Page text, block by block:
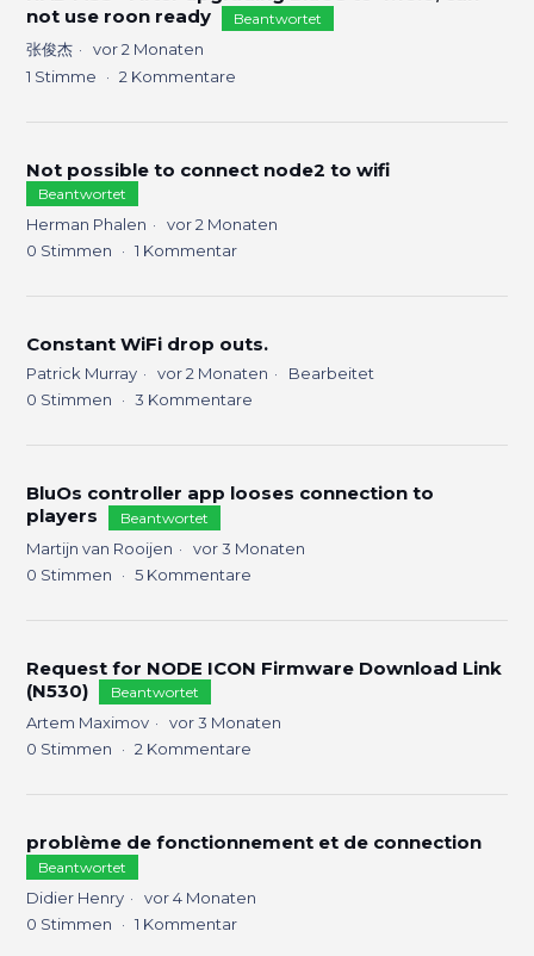
not use roon ready
Beantwortet
张俊杰
vor 2 Monaten
1 Stimme 2 Kommentare
Not possible to connect node2 to wifi
Beantwortet
Herman Phalen
vor 2 Monaten
0 Stimmen 1 Kommentar
Constant WiFi drop outs.
Patrick Murray vor 2 Monaten
Bearbeitet
0 Stimmen 3 Kommentare
BluOs controller app looses connection to
players
Beantwortet
Martijn van Rooijen
vor 3 Monaten
0 Stimmen 5 Kommentare
Request for NODE ICON Firmware Download Link
(N530)
Beantwortet
Artem Maximov
vor 3 Monaten
0 Stimmen 2 Kommentare
problème de fonctionnement et de connection
Beantwortet
Didier Henry
vor 4 Monaten
0 Stimmen 1 Kommentar